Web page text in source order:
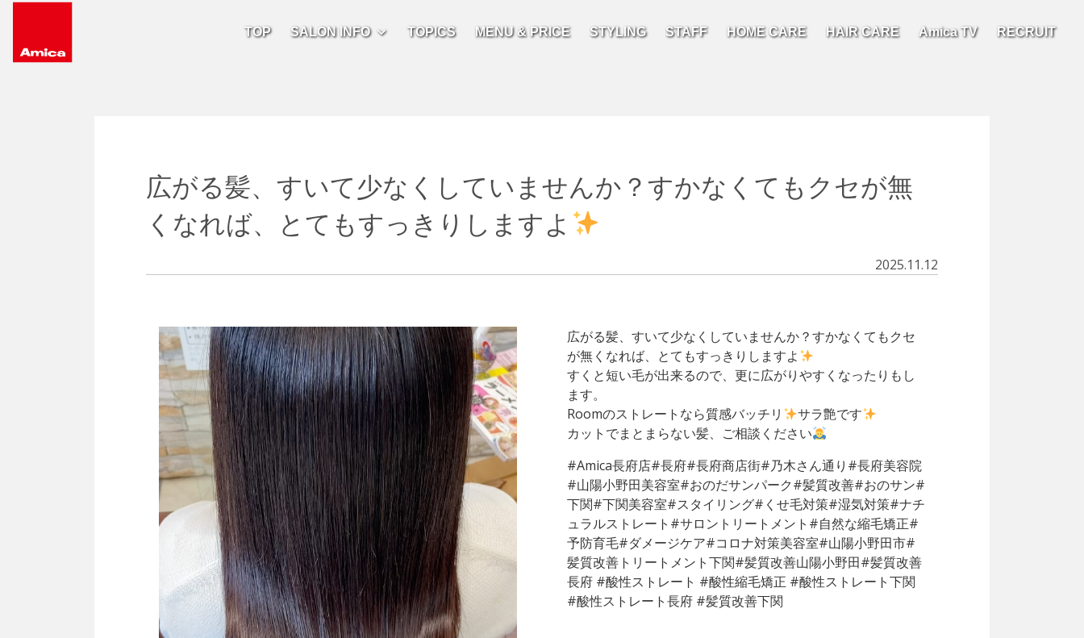
Main Navigation TOP SALON INFO TOPICS MENU & PRICE STYLING STAFF HOME CARE HAIR CARE Amica TV RECRUIT
広がる髪、すいて少なくしていませんか？すかなくてもクセが無
くなれば、とてもすっきりしますよ
2025.11.12
広がる髪、すいて少なくしていませんか？すかなくてもクセ
が無くなれば、とてもすっきりしますよ
すくと短い毛が出来るので、更に広がりやすくなったりもし
ます。
Roomのストレートなら質感バッチリ
サラ艶です
カットでまとまらない髪、ご相談ください
#Amica長府店#長府#長府商店街#乃木さん通り#長府美容院
#山陽小野田美容室#おのだサンパーク#髪質改善#おのサン#
下関#下関美容室#スタイリング#くせ毛対策#湿気対策#ナチ
ュラルストレート#サロントリートメント#自然な縮毛矯正#
予防育毛#ダメージケア#コロナ対策美容室#山陽小野田市#
髪質改善トリートメント下関#髪質改善山陽小野田#髪質改善
長府 #酸性ストレート #酸性縮毛矯正 #酸性ストレート下関
#酸性ストレート長府 #髪質改善下関